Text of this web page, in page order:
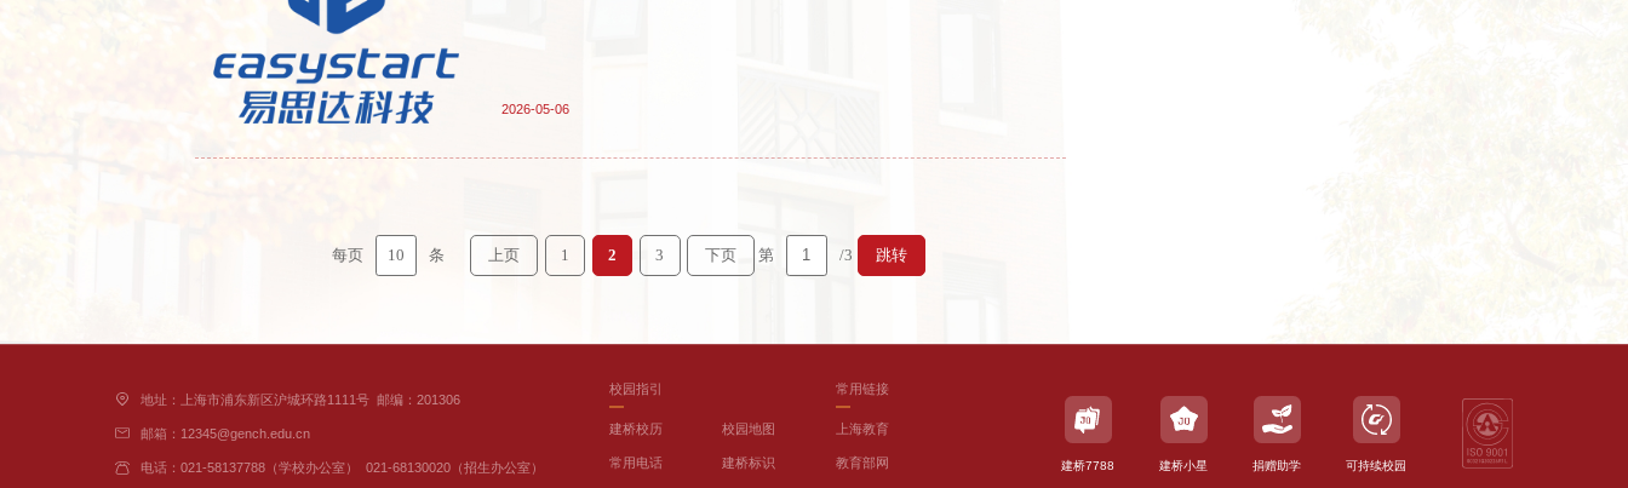
2026-05-06
每页 10 条 上页 1 2 3 下页 第 /3 跳转
地址：上海市浦东新区沪城环路1111号 邮编：201306
邮箱：12345@gench.edu.cn
电话：021-58137788（学校办公室） 021-68130020（招生办公室）
校园指引
建桥校历
常用电话
校园地图
建桥标识
常用链接
上海教育
教育部网 建桥7788 建桥小星 捐赠助学 可持续校园